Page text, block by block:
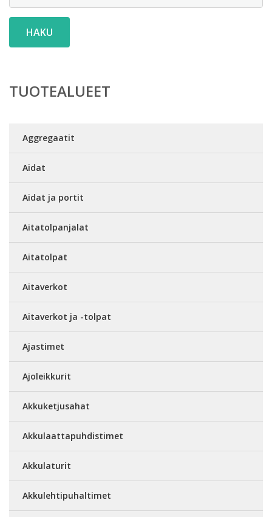
HAKU
TUOTEALUEET
Aggregaatit
Aidat
Aidat ja portit
Aitatolpanjalat
Aitatolpat
Aitaverkot
Aitaverkot ja -tolpat
Ajastimet
Ajoleikkurit
Akkuketjusahat
Akkulaattapuhdistimet
Akkulaturit
Akkulehtipuhaltimet